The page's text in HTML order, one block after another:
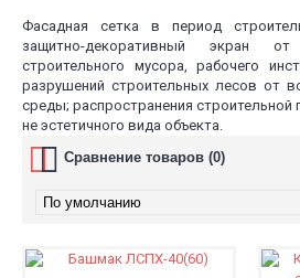
Фасадная сетка в период
защитно-декоративный экран
строительного мусора, рабочего
разрушений строительных лесов от
среды; распространения строительной
не эстетичного вида объекта.
Сравнение товаров (0)